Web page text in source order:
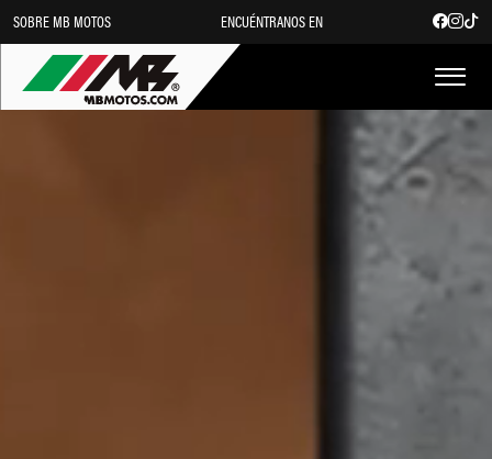
SOBRE MB MOTOS ENCUÉNTRANOS EN